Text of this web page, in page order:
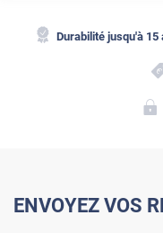
Durabilité jusqu'à 15
ENVOYEZ VOS